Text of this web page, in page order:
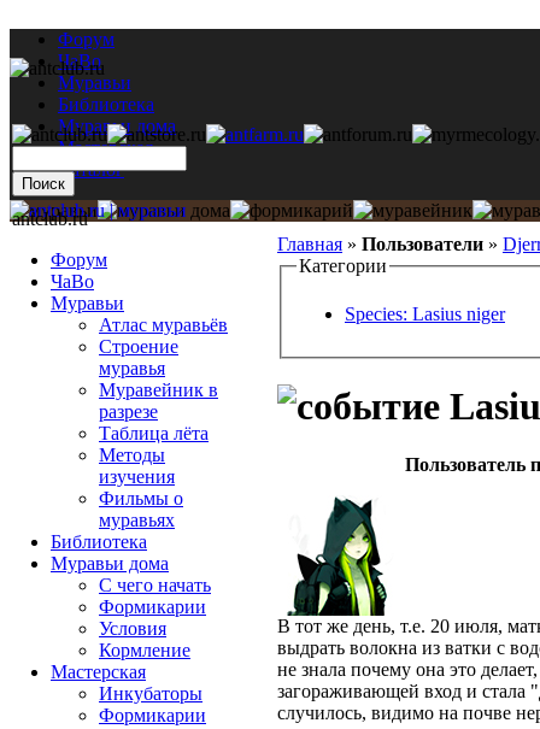
Форум
ЧаВо
Муравьи
Библиотека
Муравьи дома
Мастерская
Каталог
Главная » Пользователи »
Категории
Species: Lasius niger
Пользователь
В тот же день, т.е. 20 июля,
выдрать волокна из ватки с
не знала почему она это
загораживающей вход и стала
случилось, видимо на почве
antclub.ru
Форум
ЧаВо
Муравьи
Атлас муравьёв
Строение
муравья
Муравейник в
разрезе
Таблица лёта
Методы
изучения
Фильмы о
муравьях
Библиотека
Муравьи дома
С чего начать
Формикарии
Условия
Кормление
Мастерская
Инкубаторы
Формикарии